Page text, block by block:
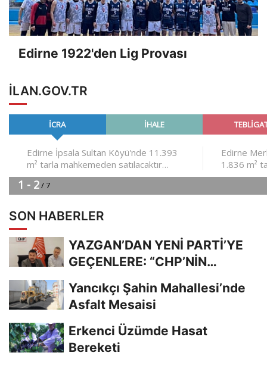
Edirne 1922'den Lig Provası
ILAN.GOV.TR
SON HABERLER
YAZGAN’DAN YENİ PARTİ’YE
GEÇENLERE: “CHP’NİN
Yancıkçı Şahin Mahallesi’nde
Asfalt Mesaisi
Erkenci Üzümde Hasat
Bereketi